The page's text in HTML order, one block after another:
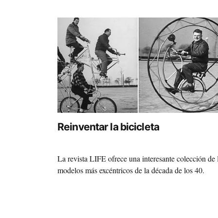
Reinventar la bicicleta
La revista LIFE ofrece una interesante colección de
modelos más excéntricos de la década de los 40.